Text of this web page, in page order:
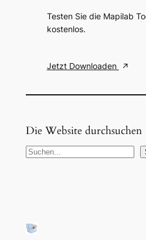
Testen Sie die Mapilab
kostenlos.
Jetzt Downloaden
Die Website durchsuchen
S
n